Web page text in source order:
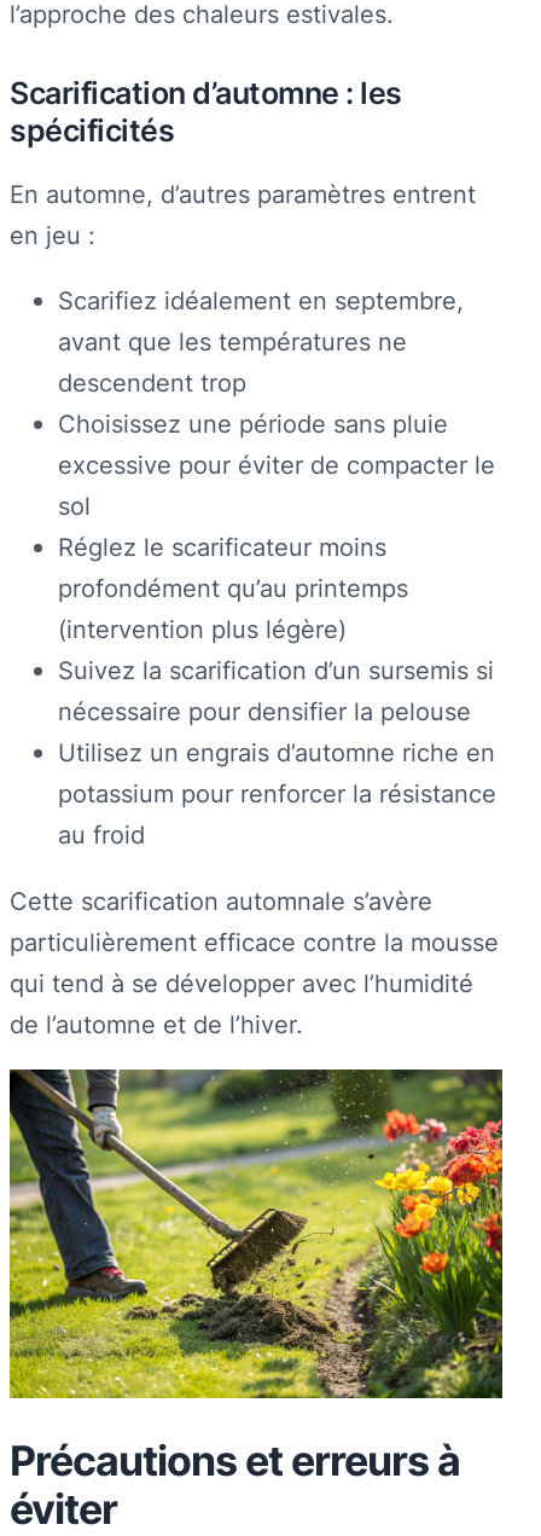
l’approche des chaleurs estivales.
Scarification d’automne : les
spécificités
En automne, d’autres paramètres entrent
en jeu :
Scarifiez idéalement en septembre,
avant que les températures ne
descendent trop
Choisissez une période sans pluie
excessive pour éviter de compacter le
sol
Réglez le scarificateur moins
profondément qu’au printemps
(intervention plus légère)
Suivez la scarification d’un sursemis si
nécessaire pour densifier la pelouse
Utilisez un engrais d’automne riche en
potassium pour renforcer la résistance
au froid
Cette scarification automnale s’avère
particulièrement efficace contre la mousse
qui tend à se développer avec l’humidité
de l’automne et de l’hiver.
Précautions et erreurs à
éviter